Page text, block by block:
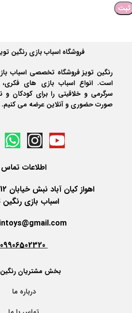
فروشگاه اسباب بازی رنگین
رنگین تویز فروشگاه تخصصی اسباب
است. انواع اسباب بازی های
سرگرمی و خلاقیتی را برای کودکان و
صورت حضوری و آنلاین عرضه می کنیم.
اطلاعات تماس
اسباب بازی رنگین
09906502320
بخش مشتریان رنگین
درباره ما